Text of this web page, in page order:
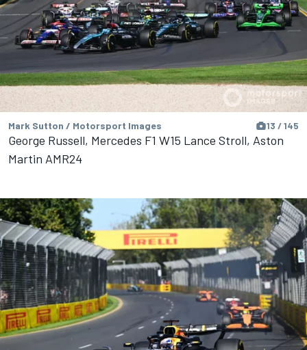
Mark Sutton / Motorsport Images 13 / 145
George Russell, Mercedes F1 W15 Lance Stroll, Aston
Martin AMR24